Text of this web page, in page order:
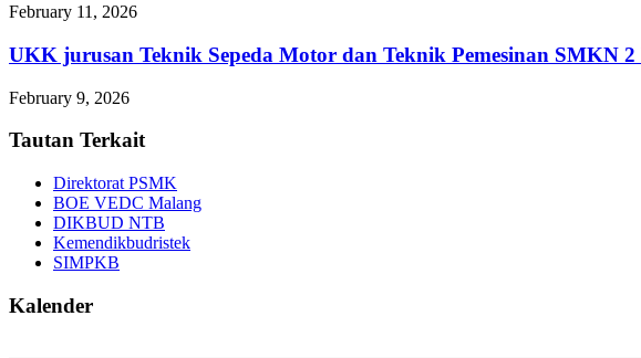
February 11, 2026
UKK jurusan Teknik Sepeda Motor dan Teknik Pemesinan SMKN
February 9, 2026
Tautan Terkait
Direktorat PSMK
BOE VEDC Malang
DIKBUD NTB
Kemendikbudristek
SIMPKB
Kalender